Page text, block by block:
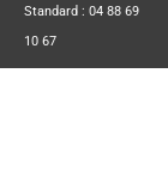
Standard : 04 88 69
10 67